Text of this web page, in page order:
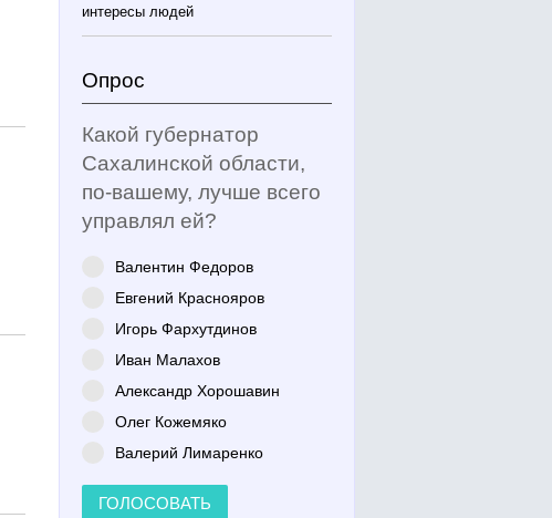
интересы людей
Опрос
Какой губернатор
Сахалинской области,
по-вашему, лучше всего
управлял ей?
Валентин Федоров
Евгений Краснояров
Игорь Фархутдинов
Иван Малахов
Александр Хорошавин
Олег Кожемяко
Валерий Лимаренко
ГОЛОСОВАТЬ